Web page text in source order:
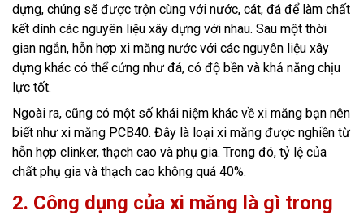
dựng, chúng sẽ được trộn cùng với nước, cát, đá để làm chất
kết dính các nguyên liệu xây dựng với nhau. Sau một thời
gian ngắn, hỗn hợp xi măng nước với các nguyên liệu xây
dựng khác có thể cứng như đá, có độ bền và khả năng chịu
lực tốt.
Ngoài ra, cũng có một số khái niệm khác về xi măng bạn nên
biết như xi măng PCB40. Đây là loại xi măng được nghiền từ
hỗn hợp clinker, thạch cao và phụ gia. Trong đó, tỷ lệ của
chất phụ gia và thạch cao không quá 40%.
2. Công dụng của xi măng là gì trong